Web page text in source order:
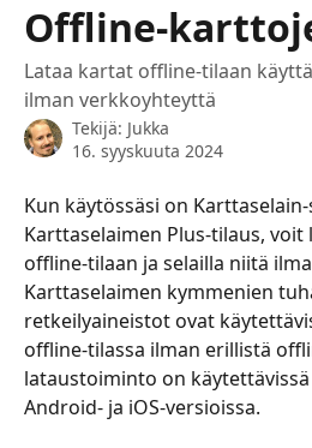
Offline-
Lataa kartat offline-tilaan
ilman verkkoyhteyttä
Tekijä: Jukka
16. syyskuuta 2024
Kun käytössäsi on
Karttaselaimen Plus-tilaus,
offline-tilaan ja selailla niitä
Karttaselaimen kymmenien
retkeilyaineistot ovat
offline-tilassa ilman erillistä
lataustoiminto on
Android- ja iOS-versioissa.